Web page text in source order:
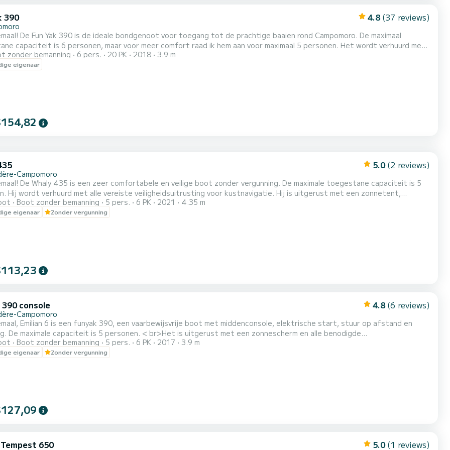
390 4.8 (37 reviews)
baaien rond Campomoro. De maximaal
capaciteit is 6 personen, maar voor meer comfort raad ik hem aan voor maximaal 5 personen. Het wordt verhuurd met
die nodig is voor kustnavigatie. Het is uitgerust met een zonnescherm, opbergboxen, hengelhouders en
zonder bemanning 6 pers. 20 PK 2018 3.9 m
eigenaar
5.0 (2 reviews)
Campomoro
De Whaly 435 is een zeer comfortabele en veilige boot zonder vergunning. De maximale toegestane capaciteit is 5
Hij wordt verhuurd met alle vereiste veiligheidsuitrusting voor kustnavigatie. Hij is uitgerust met een zonnetent,
hengelhouders en een 6 pk viertaktmotor (maximale kracht)
Boot zonder bemanning 5 pers. 6 PK 2021 4.35 m
eigenaar Zonder vergunning
390 console 4.8 (6 reviews)
Campomoro
elektrische start, stuur op afstand en
benodigde
om de wilde kust en de verborgen stranden tussen Tizzano en Campomoro te verkennen. Ga een dag met
Aarzel niet om contact met mij op te nemen om uw uitje zo goed mogelijk te bespreken en voor
Boot zonder bemanning 5 pers. 6 PK 2017 3.9 m
eigenaar Zonder vergunning
650 5.0 (1 reviews)